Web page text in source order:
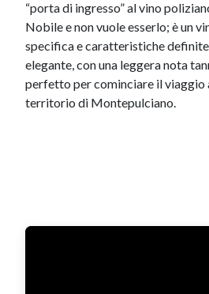
“porta di ingresso” al vino
Nobile e non vuole esserlo; è un
specifica e caratteristiche
elegante, con una leggera nota
perfetto per cominciare il viaggio
territorio di Montepulciano.